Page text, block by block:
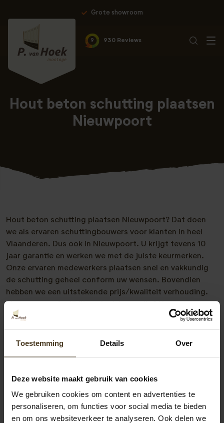
Toestemming Details Over
Deze website maakt gebruik van cookies
We gebruiken cookies om content en advertenties te
personaliseren, om functies voor social media te bieden
en om ons websiteverkeer te analyseren. Ook delen we
Grote showroom
9 930 Reviews
Hout beton schutting plaatsen
Nieuwpoort
Hout beton schutting plaatsen Nieuwpoort? Dat doen
we als ervaren schuttingbouwers voor klanten in heel
Vlaanderen. Dus ook in Nieuwpoort. U krijgt tevens 10
jaar garantie en werken we met de juiste keurmerken.
Onze ervaren medewerkers plaatsen snel en vakkundig
de schutting geheel conform uw wensen. Bovendien
hebben we een uitstekende prijs/kwaliteit verhouding.
Meer weten of vrijblijvend advies nodig? Neem
vrijblijvend met ons contact op. Telefonisch zijn we te
info@pvanhoekmontage.nlOok kunt u direct een